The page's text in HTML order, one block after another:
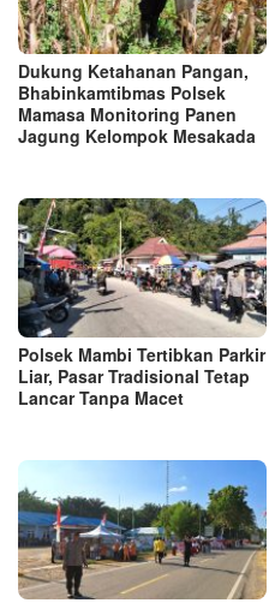
Dukung Ketahanan Pangan,
Bhabinkamtibmas Polsek
Mamasa Monitoring Panen
Jagung Kelompok Mesakada
Polsek Mambi Tertibkan Parkir
Liar, Pasar Tradisional Tetap
Lancar Tanpa Macet